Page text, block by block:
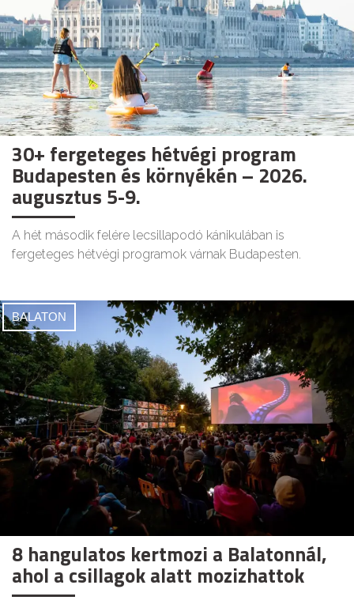
30+ fergeteges hétvégi program
Budapesten és környékén – 2026.
augusztus 5-9.
A hét második felére lecsillapodó kánikulában is
fergeteges hétvégi programok várnak Budapesten.
BALATON
8 hangulatos kertmozi a Balatonnál,
ahol a csillagok alatt mozizhattok